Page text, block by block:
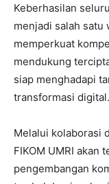
Keberhasilan
menjadi salah satu
memperkuat
mendukung
siap menghadapi
transformasi digital.
Melalui kolaborasi
FIKOM UMRI akan
pengembangan